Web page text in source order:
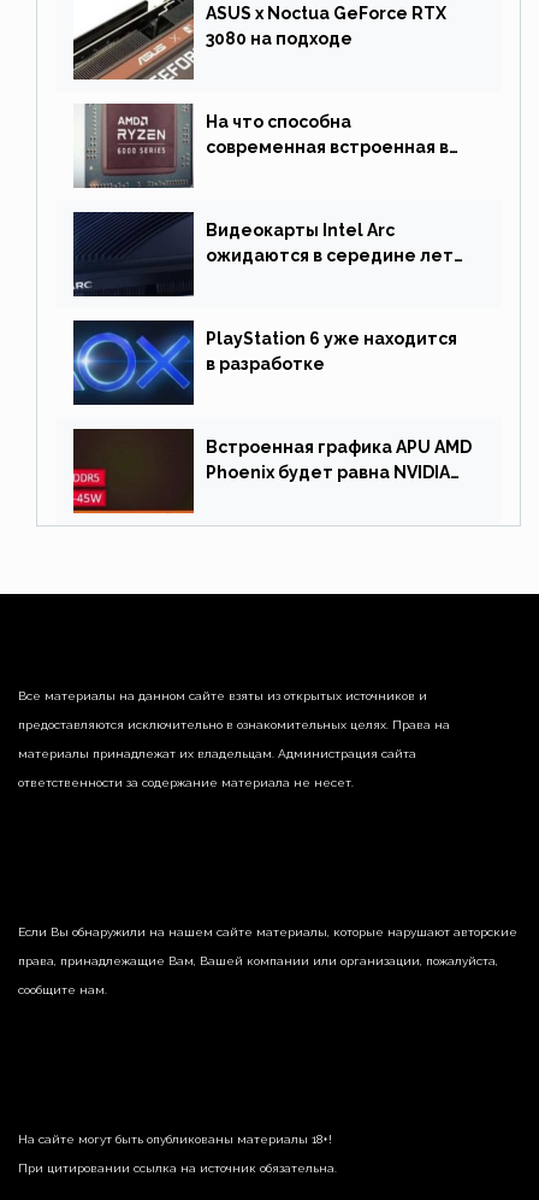
ASUS x Noctua GeForce RTX
3080 на подходе
На что способна
современная встроенная в
Видеокарты Intel Arc
ожидаются в середине лета.
PlayStation 6 уже находится
в разработке
Встроенная графика APU AMD
Phoenix будет равна NVIDIA
Все материалы на данном сайте взяты из открытых источников и
предоставляются исключительно в ознакомительных целях. Права на
материалы принадлежат их владельцам. Администрация сайта
ответственности за содержание материала не несет.
Если Вы обнаружили на нашем сайте материалы, которые нарушают авторские
права, принадлежащие Вам, Вашей компании или организации, пожалуйста,
сообщите нам.
На сайте могут быть опубликованы материалы 18+!
При цитировании ссылка на источник обязательна.